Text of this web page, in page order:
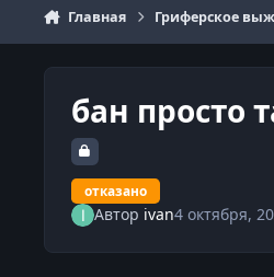
Главная Гриферское
бан просто
отказано
Автор ivan4 октября,